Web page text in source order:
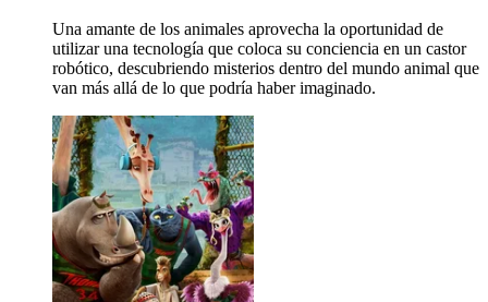
Una amante de los animales aprovecha la oportunidad de
utilizar una tecnología que coloca su conciencia en un castor
robótico, descubriendo misterios dentro del mundo animal que
van más allá de lo que podría haber imaginado.